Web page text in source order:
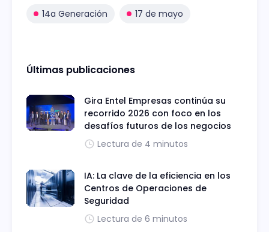
14a Generación 17 de mayo
Últimas publicaciones
Gira Entel Empresas continúa su
recorrido 2026 con foco en los
desafíos futuros de los negocios
Lectura de 4 minutos
IA: La clave de la eficiencia en los
Centros de Operaciones de
Seguridad
Lectura de 6 minutos